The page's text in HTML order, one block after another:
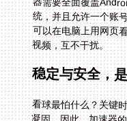
视频，互不干扰。
稳定与安全，
看球最怕什么？关键
凝固。因此，加速器
是提供稳定无限流量
自动识别你的网络请
为影音优化的回国线
项，确保在高峰